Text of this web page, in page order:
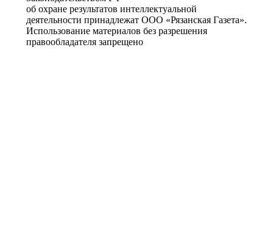
об охране результатов интеллектуальной
деятельности принадлежат ООО «Рязанская Газета».
Использование материалов без разрешения
правообладателя запрещено